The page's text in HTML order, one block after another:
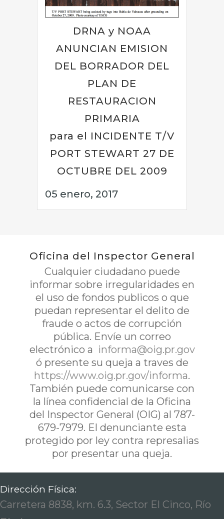
DRNA y NOAA
ANUNCIAN EMISION
DEL BORRADOR DEL
PLAN DE
RESTAURACION
PRIMARIA
para el INCIDENTE T/V
PORT STEWART 27 DE
OCTUBRE DEL 2009
05 enero, 2017
Oficina del Inspector General
Cualquier ciudadano puede
informar sobre irregularidades en
el uso de fondos publicos o que
puedan representar el delito de
fraude o actos de corrupción
pública. Envíe un correo
electrónico a informa@oig.pr.gov
ó presente su queja a traves de
https://www.oig.pr.gov/informa.
También puede comunicarse con
la línea confidencial de la Oficina
del Inspector General (OIG) al 787-
679-7979. El denunciante esta
protegido por ley contra represalias
por presentar una queja.
Dirección Física:
Carretera 8838, km. 6.3, Sector El Cinco, Río